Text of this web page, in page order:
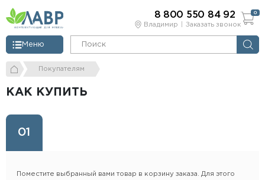
Владимир Заказать звонок
Меню
8 800 550 84 92 0
Покупателям
КАК КУПИТЬ
01
Поместите выбранный вами товар в корзину заказа. Для этого